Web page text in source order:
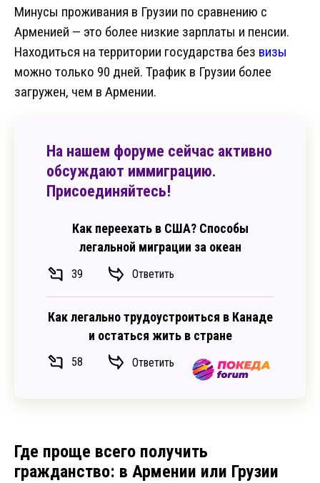
Минусы проживания в Грузии по сравнению с
Арменией — это более низкие зарплаты и пенсии.
Находиться на территории государства без визы
можно только 90 дней. Трафик в Грузии более
загружен, чем в Армении.
На нашем форуме сейчас активно
обсуждают иммиграцию.
Присоединяйтесь!
Как переехать в США? Способы
легальной миграции за океан
39 Ответить
Как легально трудоустроиться в Канаде
и остаться жить в стране
58 Ответить
Где проще всего получить
гражданство: в Армении или Грузии